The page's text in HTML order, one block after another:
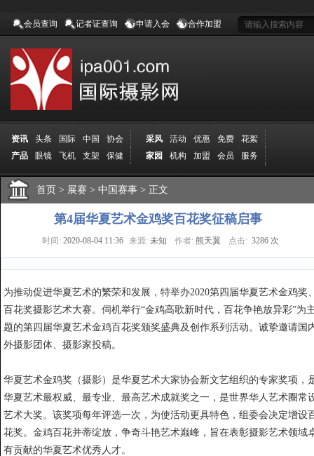
会员查询 记者证查询 申请入会 合作加盟
资讯 头条 国际 中国 协会 采风 活动 优惠 免费
花絮
产品
眼镜 飞机 支架 保健 家园 机构 加盟 会员
服务
地方
吉林 广西 山东 加拿大 空间 认证 寻友 发图
分享
学院
分院 导师 课程 报名 商城
媒体
记者 报纸 杂志 视频 展赛 赛事 展馆 直通车 更多
首页 > 展赛 > 中国赛事 > 正文
第4届华夏艺术金鸡奖百花奖征稿启事
时间: 2020-08-04 11:36 来源: 未知 作者: 熊天翼 点击: 3286 次
为推动促进华夏艺术的繁荣和发展，特举办2020第四届华夏艺术金鸡奖
百花奖摄影艺术大赛。伺机举行“金鸡高歌新时代，百花争艳放异彩”为
题的第四届华夏艺术金鸡百花奖颁奖盛典及创作系列活动。诚挚邀请国
外摄影团体、摄影家投稿。
华夏艺术金鸡奖（摄影）是华夏艺术大家协会新文艺组织的专家奖项，
华夏艺术最权威、最专业、最高艺术成就奖之一，是世界华人艺术圈常
艺术大奖。该奖项每年评选一次，为使活动更具特色，组委会决定增设
花奖。金鸡百花并蒂绽放，争奇斗艳艺术巅峰，旨在表彰摄影艺术领域
有贡献的华夏艺术优秀人才。